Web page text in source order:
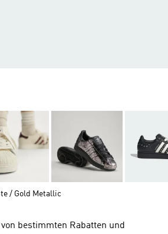
/ Gold Metallic
bestimmten Rabatten und